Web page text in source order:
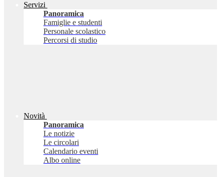
Servizi
Panoramica
Famiglie e studenti
Personale scolastico
Percorsi di studio
Novità
Panoramica
Le notizie
Le circolari
Calendario eventi
Albo online